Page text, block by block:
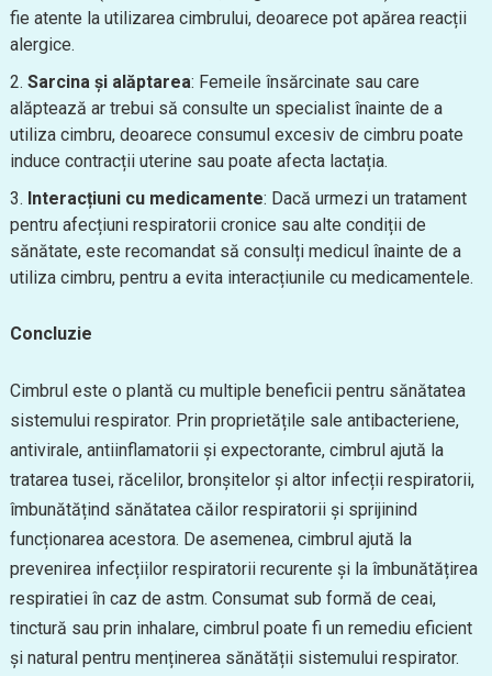
fie atente la utilizarea cimbrului, deoarece pot apărea reacții
alergice.
Sarcina și alăptarea: Femeile însărcinate sau care
alăptează ar trebui să consulte un specialist înainte de a
utiliza cimbru, deoarece consumul excesiv de cimbru poate
induce contracții uterine sau poate afecta lactația.
Interacțiuni cu medicamente: Dacă urmezi un tratament
pentru afecțiuni respiratorii cronice sau alte condiții de
sănătate, este recomandat să consulți medicul înainte de a
utiliza cimbru, pentru a evita interacțiunile cu medicamentele.
Concluzie
Cimbrul este o plantă cu multiple beneficii pentru sănătatea
sistemului respirator. Prin proprietățile sale antibacteriene,
antivirale, antiinflamatorii și expectorante, cimbrul ajută la
tratarea tusei, răcelilor, bronșitelor și altor infecții respiratorii,
îmbunătățind sănătatea căilor respiratorii și sprijinind
funcționarea acestora. De asemenea, cimbrul ajută la
prevenirea infecțiilor respiratorii recurente și la îmbunătățirea
respiratiei în caz de astm. Consumat sub formă de ceai,
tinctură sau prin inhalare, cimbrul poate fi un remediu eficient
și natural pentru menținerea sănătății sistemului respirator.